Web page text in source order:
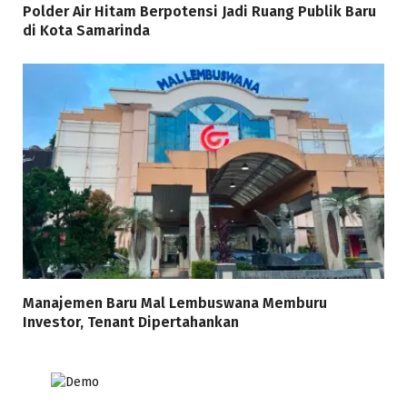
Polder Air Hitam Berpotensi Jadi Ruang Publik Baru
di Kota Samarinda
Manajemen Baru Mal Lembuswana Memburu
Investor, Tenant Dipertahankan